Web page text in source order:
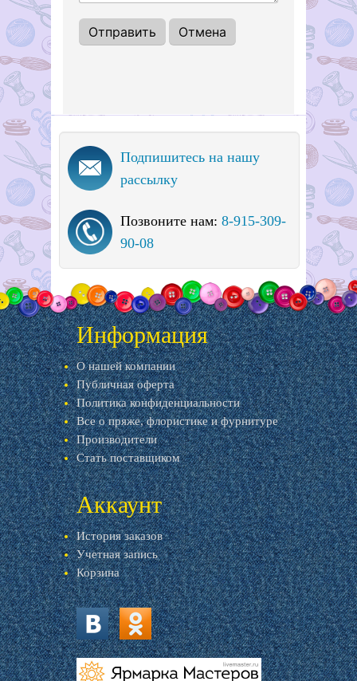
Подпишитесь на нашу
рассылку
Позвоните нам: 8-915-309-
90-08
Информация
О нашей компании
Публичная оферта
Политика конфиденциальности
Все о пряже, флористике и фурнитуре
Производители
Стать поставщиком
Аккаунт
История заказов
Учетная запись
Корзина
vk.com ok.ru